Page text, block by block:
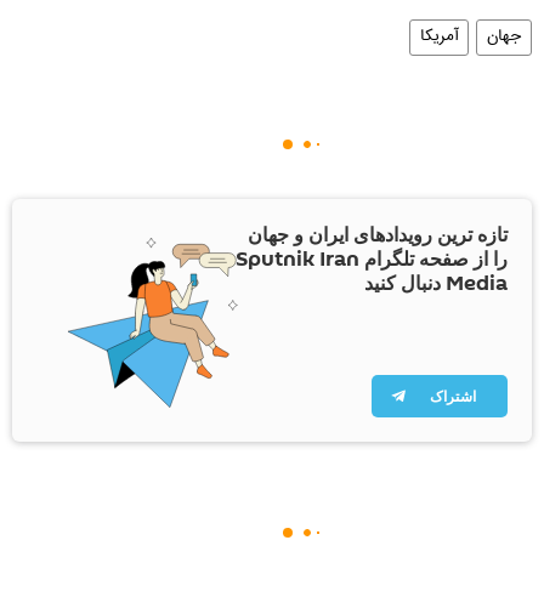
جهان آمریکا
تازه ترین رویدادهای ایران و جهان
را از صفحه تلگرام Sputnik Iran
Media دنبال کنید
اشتراک